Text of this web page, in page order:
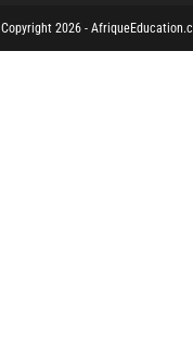
Copyright 2026 -